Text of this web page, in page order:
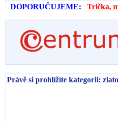
DOPORUČUJEME:
Trička,
Právě si prohlížíte kategorii: